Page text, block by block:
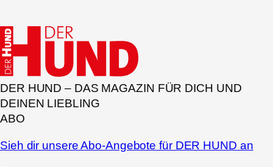
DER HUND – DAS MAGAZIN FÜR DICH UND
DEINEN LIEBLING
ABO
Sieh dir unsere Abo-Angebote für DER HUND an